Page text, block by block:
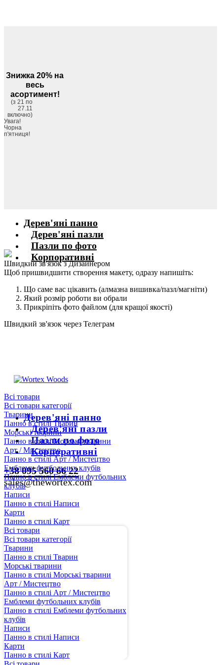
Знижка 20% на
весь
асортимент!
(з 21 по
27.11
включно)
Увага!
Чорна
п'ятниця!
Дерев'яні панно
Дерев'яні пазли
Пазли по фото
Корпоративні
Швидкий зв'язок з Дизайнером
Щоб пришвидшити створення макету, одразу напишіть:
Що саме вас цікавить (алмазна вишивка/пазл/магніти)
Який розмір роботи ви обрали
Прикріпіть фото файлом (для кращої якості)
Швидкий зв'язок через Телеграм
Дерев'яні панно
Дерев'яні пазли
Пазли по фото
Корпоративні
+38 095 560 66 22
sales@thewortex.com
Всі товари
Всі товари категорії
Тварини
Панно в стилі Тварин
Морські тварини
Панно в стилі Морські тварини
Арт / Мистецтво
Панно в стилі Арт / Мистецтво
Емблеми футбольних клубів
Панно в стилі Емблеми футбольних
клубів
Написи
Панно в стилі Написи
Карти
Панно в стилі Карт
Всі товари
Всі товари категорії
Тварини
Панно в стилі Тварин
Морські тварини
Панно в стилі Морські тварини
Арт / Мистецтво
Панно в стилі Арт / Мистецтво
Емблеми футбольних клубів
Панно в стилі Емблеми футбольних
клубів
Написи
Панно в стилі Написи
Карти
Панно в стилі Карт